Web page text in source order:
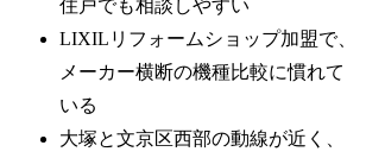
住戸でも相談しやすい
LIXILリフォームショップ加盟で、
メーカー横断の機種比較に慣れて
いる
大塚と文京区西部の動線が近く、